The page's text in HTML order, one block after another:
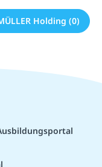
Holding (0)